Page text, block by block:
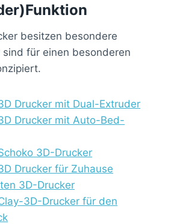
besitzen besondere
sind für einen besonderen
Drucker mit Dual-Extruder
Drucker mit Auto-Bed-
3D-Drucker
Drucker für Zuhause
3D-Drucker
3D-Drucker für den